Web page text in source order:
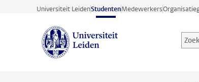
Ga direct naar de inhoud
Universiteit LeidenStudentenMedewerkers